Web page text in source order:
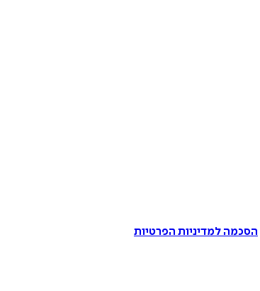
הסכמה למדיניות הפרטיות